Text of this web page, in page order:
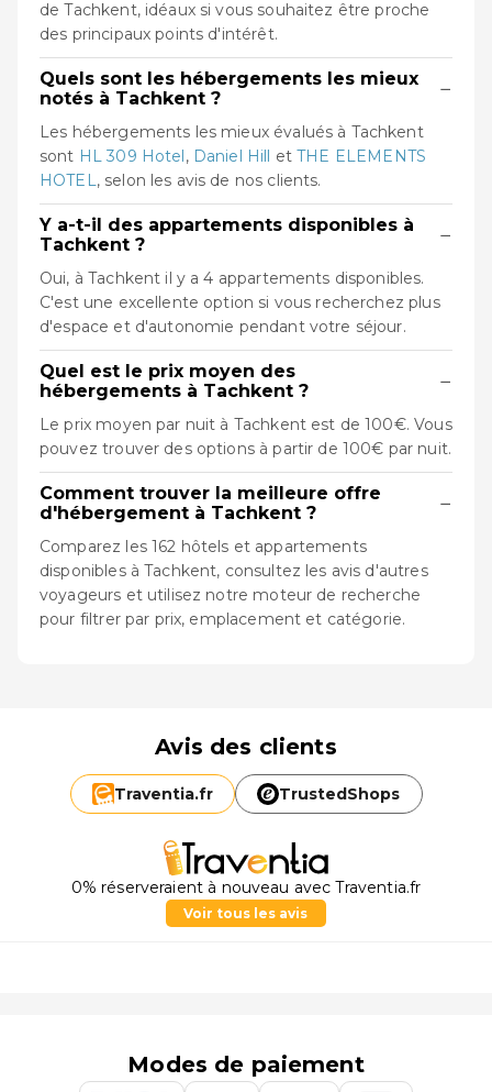
de Tachkent, idéaux si vous souhaitez être proche
des principaux points d'intérêt.
Quels sont les hébergements les mieux
notés à Tachkent ?
−
Les hébergements les mieux évalués à Tachkent
sont HL 309 Hotel, Daniel Hill etTHE ELEMENTS
HOTEL, selon les avis de nos clients.
Y a-t-il des appartements disponibles à
Tachkent ?
−
Oui, à Tachkent il y a 4 appartements disponibles.
C'est une excellente option si vous recherchez plus
d'espace et d'autonomie pendant votre séjour.
Quel est le prix moyen des
hébergements à Tachkent ?
−
Le prix moyen par nuit à Tachkent est de 100€. Vous
pouvez trouver des options à partir de 100€ par nuit.
Comment trouver la meilleure offre
d'hébergement à Tachkent ?
−
Comparez les 162 hôtels et appartements
disponibles à Tachkent, consultez les avis d'autres
voyageurs et utilisez notre moteur de recherche
pour filtrer par prix, emplacement et catégorie.
Avis des clients
Traventia.fr TrustedShops
0% réserveraient à nouveau avec Traventia.fr
Voir tous les avis
Modes de paiement